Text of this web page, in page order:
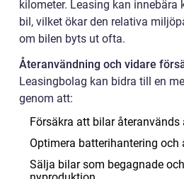
kilometer. Leasing kan innebära
bil, vilket ökar den relativa
om bilen byts ut ofta.
Återanvändning och vidare
Leasingbolag kan bidra till en
genom att:
Försäkra att bilar återanvänds
Optimera batterihantering och
Sälja bilar som begagnade